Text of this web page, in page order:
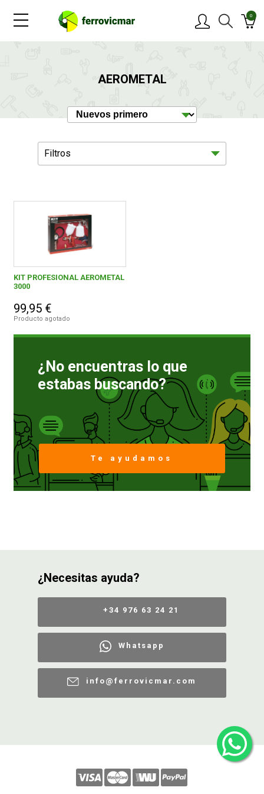
0
AEROMETAL
Filtros
Maquinaria
90,00 € y superior
AEROMETAL, S.A.
KIT PROFESIONAL AEROMETAL
3000
99,95 €
Producto agotado
¿No encuentras lo que
estabas buscando?
Te ayudamos
¿Necesitas ayuda?
+34 976 63 24 21
Whatsapp
info@ferrovicmar.com
OFERTAS
NOVEDADES
BLOG
CONTACTAR
CATÁLOGOS
GUÍAS
DEVOLUCIONES